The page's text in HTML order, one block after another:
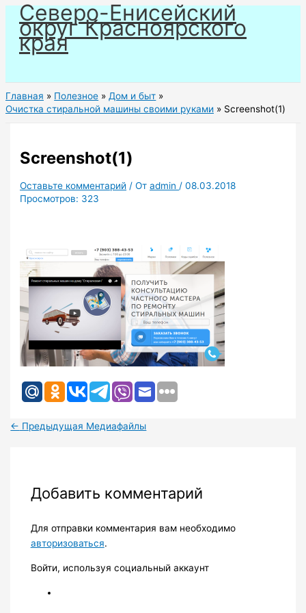
Перейти
содержимому
Северо-Енисейский
округ Красноярского
края
Главная Полезное
Дом и быт
Очистка стиральной машины своими руками
Screenshot(1)
Screenshot(1)
Оставьте комментарий / Отadmin /08.03.2018
Просмотров: 323
← Предыдущая Медиафайлы
Добавить комментарий
Для отправки комментария вам необходимо
авторизоваться.
Войти, используя социальный аккаунт